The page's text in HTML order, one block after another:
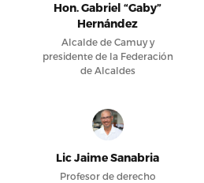
Hon. Gabriel “Gaby”
Hernández
Alcalde de Camuy y
presidente de la Federación
de Alcaldes
Lic Jaime Sanabria
Profesor de derecho